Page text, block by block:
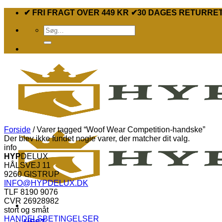
Fortsæt
indhold
✔ FRI FRAGT OVER 449 KR ✔30 DAGES
Søg
efter:
Forside /Varer tagged “Woof Wear Competition-handske”
Der blev ikke fundet nogle varer, der matcher dit valg.
info
HYPDELUX
HÅLSVEJ 11
9260 GISTRUP
INFO@HYPDELUX.DK
TLF 8190 9076
CVR 26928982
stort og småt
HANDELSBETINGELSER